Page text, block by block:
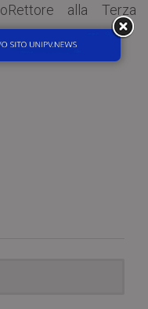
alla Terza